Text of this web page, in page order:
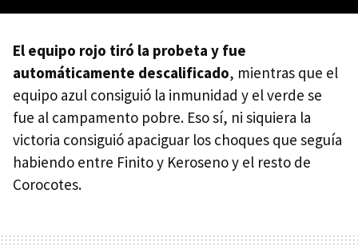
El equipo rojo tiró la probeta y fue
automáticamente descalificado, mientras que el
equipo azul consiguió la inmunidad y el verde se
fue al campamento pobre. Eso sí, ni siquiera la
victoria consiguió apaciguar los choques que seguía
habiendo entre Finito y Keroseno y el resto de
Corocotes.